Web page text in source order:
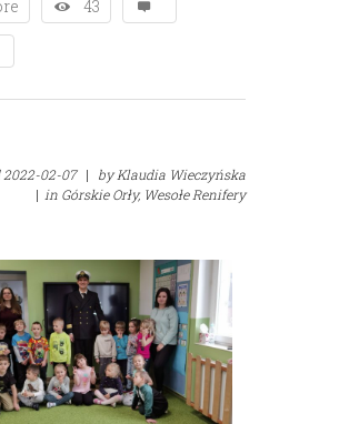
43
2022-02-07 | byKlaudia Wieczyńska
| in Górskie Orły, Wesołe Renifery